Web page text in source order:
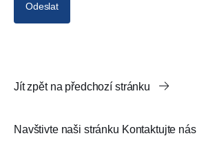
Odeslat
Jít zpět na předchozí stránku
Navštivte naši stránku Kontaktujte nás